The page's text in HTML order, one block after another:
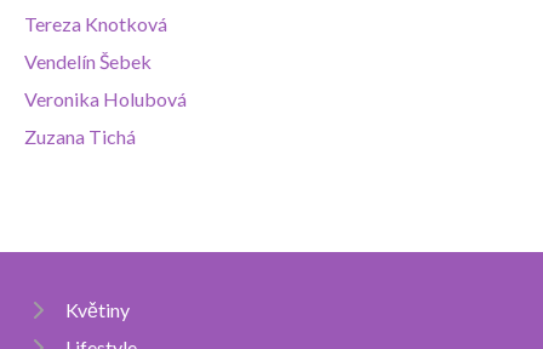
Tereza Knotková
Vendelín Šebek
Veronika Holubová
Zuzana Tichá
Květiny